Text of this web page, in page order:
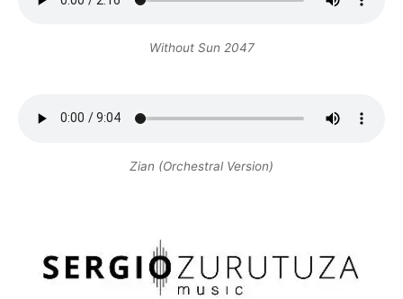
Without Sun 2047
Zian (Orchestral Version)